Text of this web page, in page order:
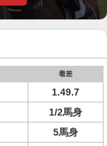
着差
1.49.7
1/2馬身
5馬身